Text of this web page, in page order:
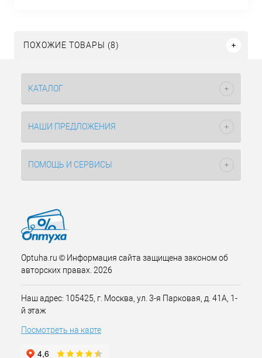
ПОХОЖИЕ ТОВАРЫ (8)
КАТАЛОГ
НАШИ ПРЕДЛОЖЕНИЯ
ПОМОЩЬ И СЕРВИСЫ
Optuha.ru © Информация сайта защищена законом об
авторских правах. 2026
Наш адрес: 105425, г. Москва, ул. 3-я Парковая, д. 41А, 1-
й этаж
Посмотреть на карте